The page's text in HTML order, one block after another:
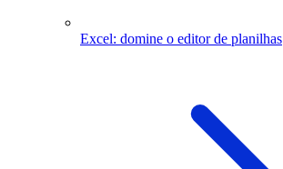
Excel: domine o editor de planilhas